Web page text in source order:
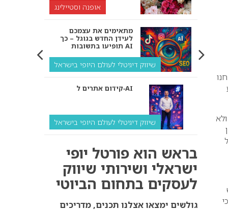
אופנה וסטיילינג
מתאימים את עצמכם
לעידן החדש בגוגל – כך
תופיעו בתשובות AI
שיווק דיגיטלי לעולם היופי בישראל
קידום אתרים ל‑AI
שיווק דיגיטלי לעולם היופי בישראל
ולמה העסק שלך צריך
שיווק דיגיטלי לעסקים
קידום ל‑AI לעומת קידום
בראש הוא פורטל יופי
ישראלי ושירותי שיווק
לעסקים בתחום הביוטי
גולשים ימצאו אצלנו תכנים, מדריכים